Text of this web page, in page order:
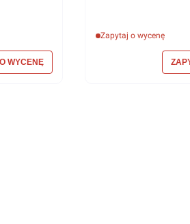
Zapytaj o wycenę